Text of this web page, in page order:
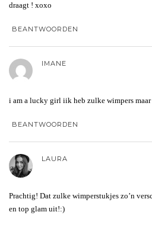
draagt ! xoxo
BEANTWOORDEN
IMANE
i am a lucky girl iik heb zulke wimpers
BEANTWOORDEN
LAURA
Prachtig! Dat zulke wimperstukjes zo’n
en top glam uit!:)